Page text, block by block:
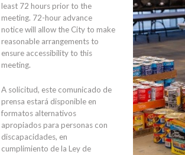
least 72 hours prior to the
meeting. 72-hour advance
notice will allow the City to make
reasonable arrangements to
ensure accessibility to this
meeting.
A solicitud, este comunicado de
prensa estará disponible en
formatos alternativos
apropiados para personas con
discapacidades, en
cumplimiento de la Ley de